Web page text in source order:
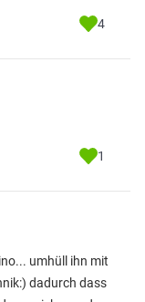
4
1
umhüll ihn mit
dadurch dass